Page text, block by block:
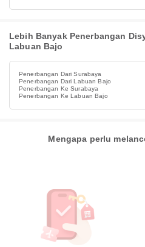
Lebih Banyak Penerbangan
Labuan Bajo
Penerbangan Dari Surabaya
Penerbangan Dari Labuan Bajo
Penerbangan Ke Surabaya
Penerbangan Ke Labuan Bajo
Mengapa perlu